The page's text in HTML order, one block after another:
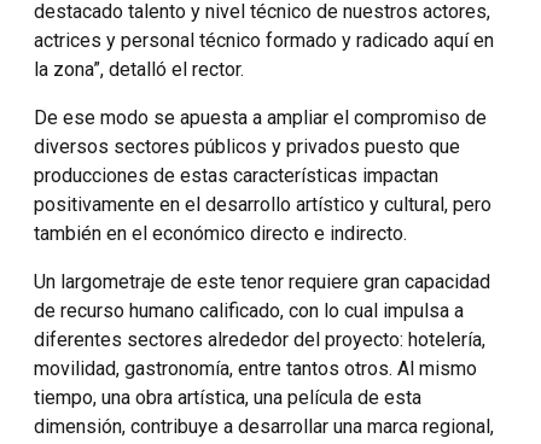
destacado talento y nivel técnico de nuestros actores,
actrices y personal técnico formado y radicado aquí en
la zona”, detalló el rector.
De ese modo se apuesta a ampliar el compromiso de
diversos sectores públicos y privados puesto que
producciones de estas características impactan
positivamente en el desarrollo artístico y cultural, pero
también en el económico directo e indirecto.
Un largometraje de este tenor requiere gran capacidad
de recurso humano calificado, con lo cual impulsa a
diferentes sectores alrededor del proyecto: hotelería,
movilidad, gastronomía, entre tantos otros. Al mismo
tiempo, una obra artística, una película de esta
dimensión, contribuye a desarrollar una marca regional,